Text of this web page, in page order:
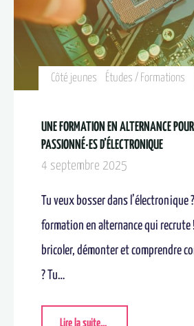
Côté jeunes Études / Formations
UNE FORMATION EN ALTERNANCE
PASSIONNÉ·ES D’ÉLECTRONIQUE
4 septembre 2025
Tu veux bosser dans l’électronique
formation en alternance qui recrute
bricoler, démonter et comprendre
? Tu…
Lire la suite...